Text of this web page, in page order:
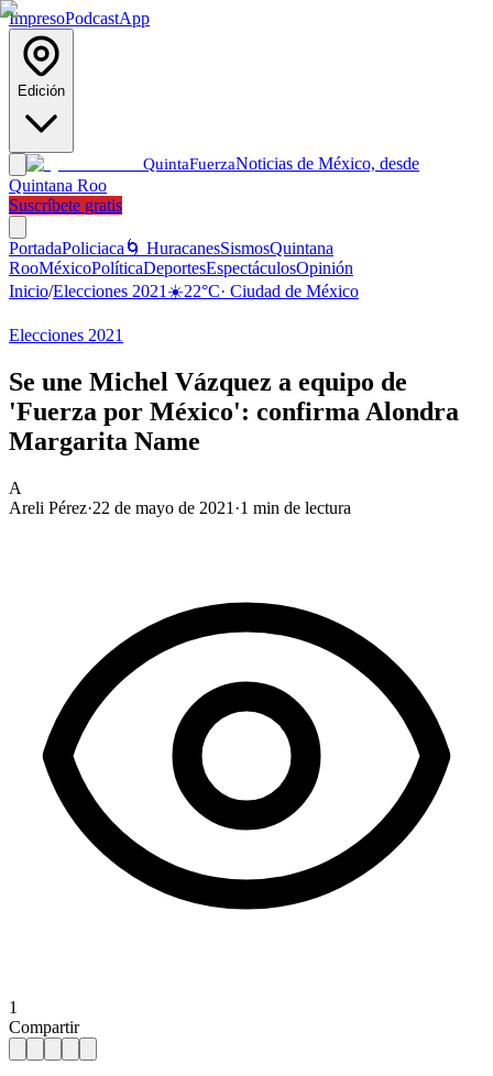
ImpresoPodcastApp
Edición
QuintaFuerzaNoticias de México, desde
Quintana Roo
Suscríbete gratis
PortadaPoliciaca 🌀 HuracanesSismosQuintana
RooMéxicoPolíticaDeportesEspectáculosOpinión
Inicio/Elecciones 2021 ☀️22°C· Ciudad de México
Elecciones 2021
Se une Michel Vázquez a equipo de
'Fuerza por México': confirma Alondra
Margarita Name
A
Areli Pérez·22 de mayo de 2021 ·1 min de lectura
1
Compartir